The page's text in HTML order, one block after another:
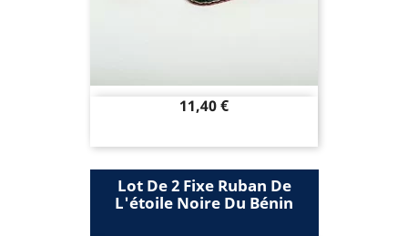
Prix
11,40 €
Lot De 2 Fixe Ruban De
L'étoile Noire Du Bénin